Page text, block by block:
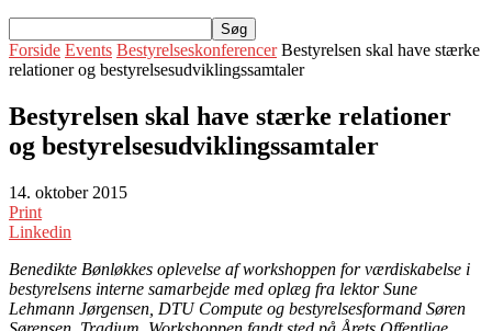
Forside Events Bestyrelseskonferencer Bestyrelsen skal have stærke
relationer og bestyrelsesudviklingssamtaler
Bestyrelsen skal have stærke relationer
og bestyrelsesudviklingssamtaler
14. oktober 2015
Print
Linkedin
Benedikte Bønløkkes oplevelse af workshoppen for værdiskabelse i
bestyrelsens interne samarbejde med oplæg fra lektor Sune
Lehmann Jørgensen, DTU Compute og bestyrelsesformand Søren